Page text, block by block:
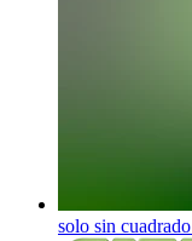
solo sin cuadrado